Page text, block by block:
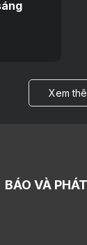
Xem
BÁO VÀ